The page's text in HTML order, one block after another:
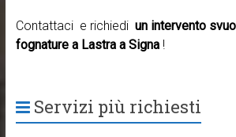
Contattaci e richiedi un intervento
fognature a Lastra a Signa !
Servizi più richiesti